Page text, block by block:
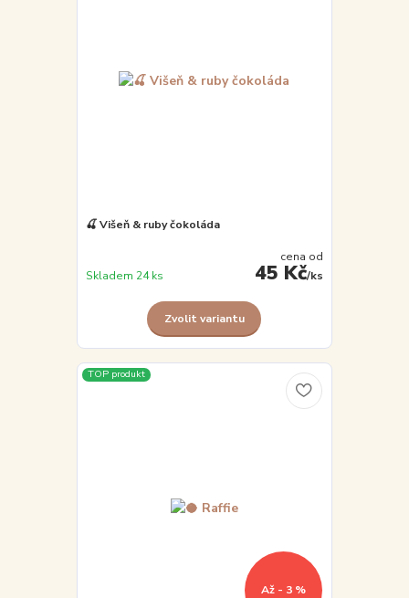
🍒 Višeň & ruby čokoláda
cena od
45 Kč/ks
Skladem 24 ks
Zvolit variantu
TOP produkt
Až - 3 %